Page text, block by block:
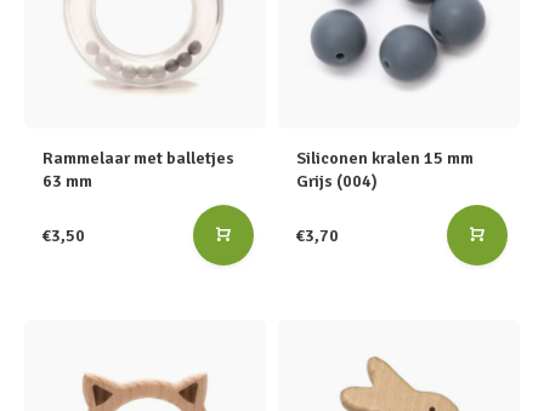
Rammelaar met balletjes
63 mm
€3,50
Siliconen kralen 15 mm
Grijs (004)
€3,70